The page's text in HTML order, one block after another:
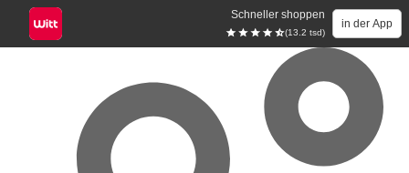
Schneller shoppen
(13.2 tsd)
in der App